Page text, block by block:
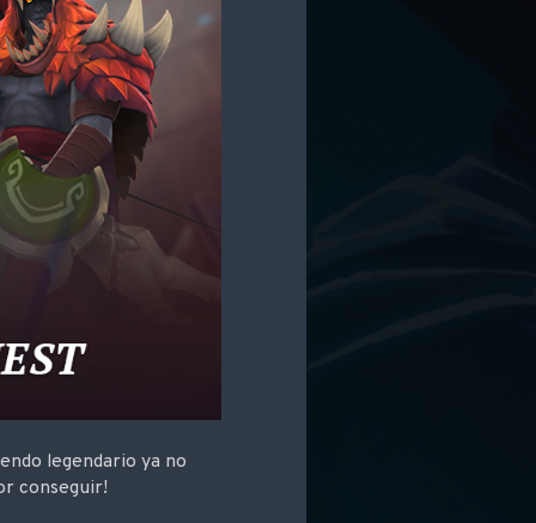
legendario ya no
conseguir!